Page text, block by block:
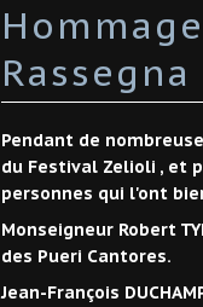
Pendant de
du Festival Zelioli , et
personnes qui l'ont
Monseigneur Robert
des Pueri Cantores.
Jean-François